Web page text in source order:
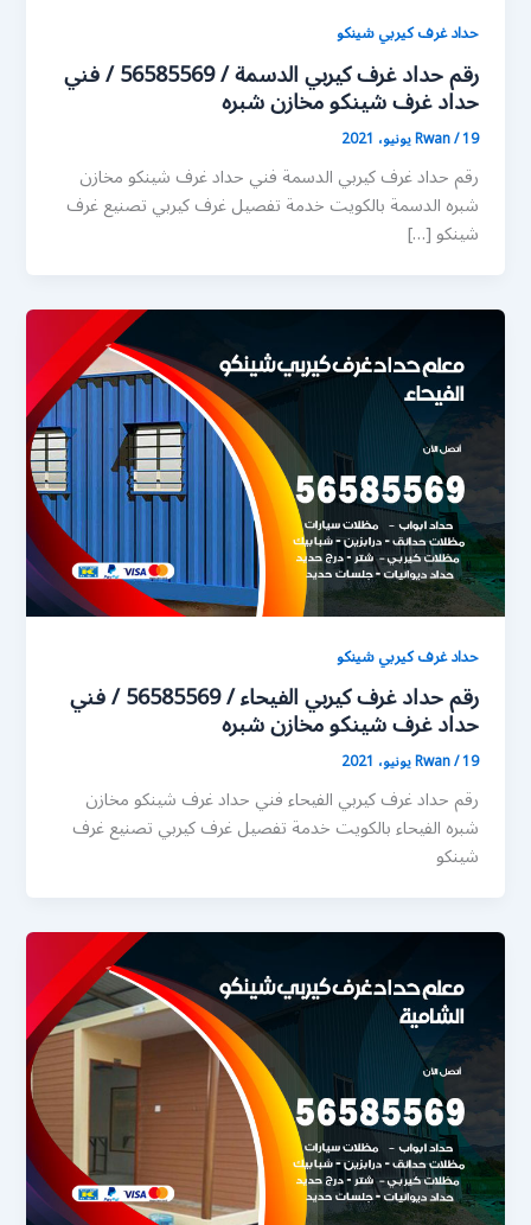
حداد غرف كيربي شينكو
رقم حداد غرف كيربي الدسمة / 56585569 / فني
حداد غرف شينكو مخازن شبره
Rwan/19 يونيو، 2021
رقم حداد غرف كيربي الدسمة فني حداد غرف شينكو مخازن
شبره الدسمة بالكويت خدمة تفصيل غرف كيربي تصنيع غرف
شينكو […]
حداد غرف كيربي شينكو
رقم حداد غرف كيربي الفيحاء / 56585569 / فني
حداد غرف شينكو مخازن شبره
Rwan/19 يونيو، 2021
رقم حداد غرف كيربي الفيحاء فني حداد غرف شينكو مخازن
شبره الفيحاء بالكويت خدمة تفصيل غرف كيربي تصنيع غرف
شينكو